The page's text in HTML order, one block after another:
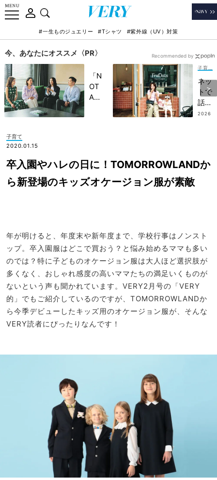
#一生ものジュエリー #Tシャツ #紫外線（UV）対策
今、あなたにオススメ〈PR〉
「N
OT
A
記憶
に一
生残
旅】
を
ネッ
トで
話題
【グ
ッキ
気ス
イー
ツ店
2026
Recommended by
子育て
2020.01.15
卒入園やハレの日に！TOMORROWLANDか
ら新登場のキッズオケージョン服が素敵
年が明けると、年度末や新年度まで、学校行事はノンスト
ップ。卒入園服はどこで買おう？と悩み始めるママも多い
のでは？特に子どものオケージョン服は大人ほど選択肢が
多くなく、おしゃれ感度の高いママたちの満足いくものが
ないという声も聞かれています。VERY2月号の「VERY
的」でもご紹介しているのですが、TOMORROWLANDか
ら今季デビューしたキッズ用のオケージョン服が、そんな
VERY読者にぴったりなんです！